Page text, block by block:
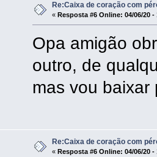
Re:Caixa de coração com
« Resposta #6 Online: 04/06/20 -
Opa amigão
outro, de
mas vou baixar
Re:Caixa de coração com
«Resposta #6 Online: 04/06/20 -